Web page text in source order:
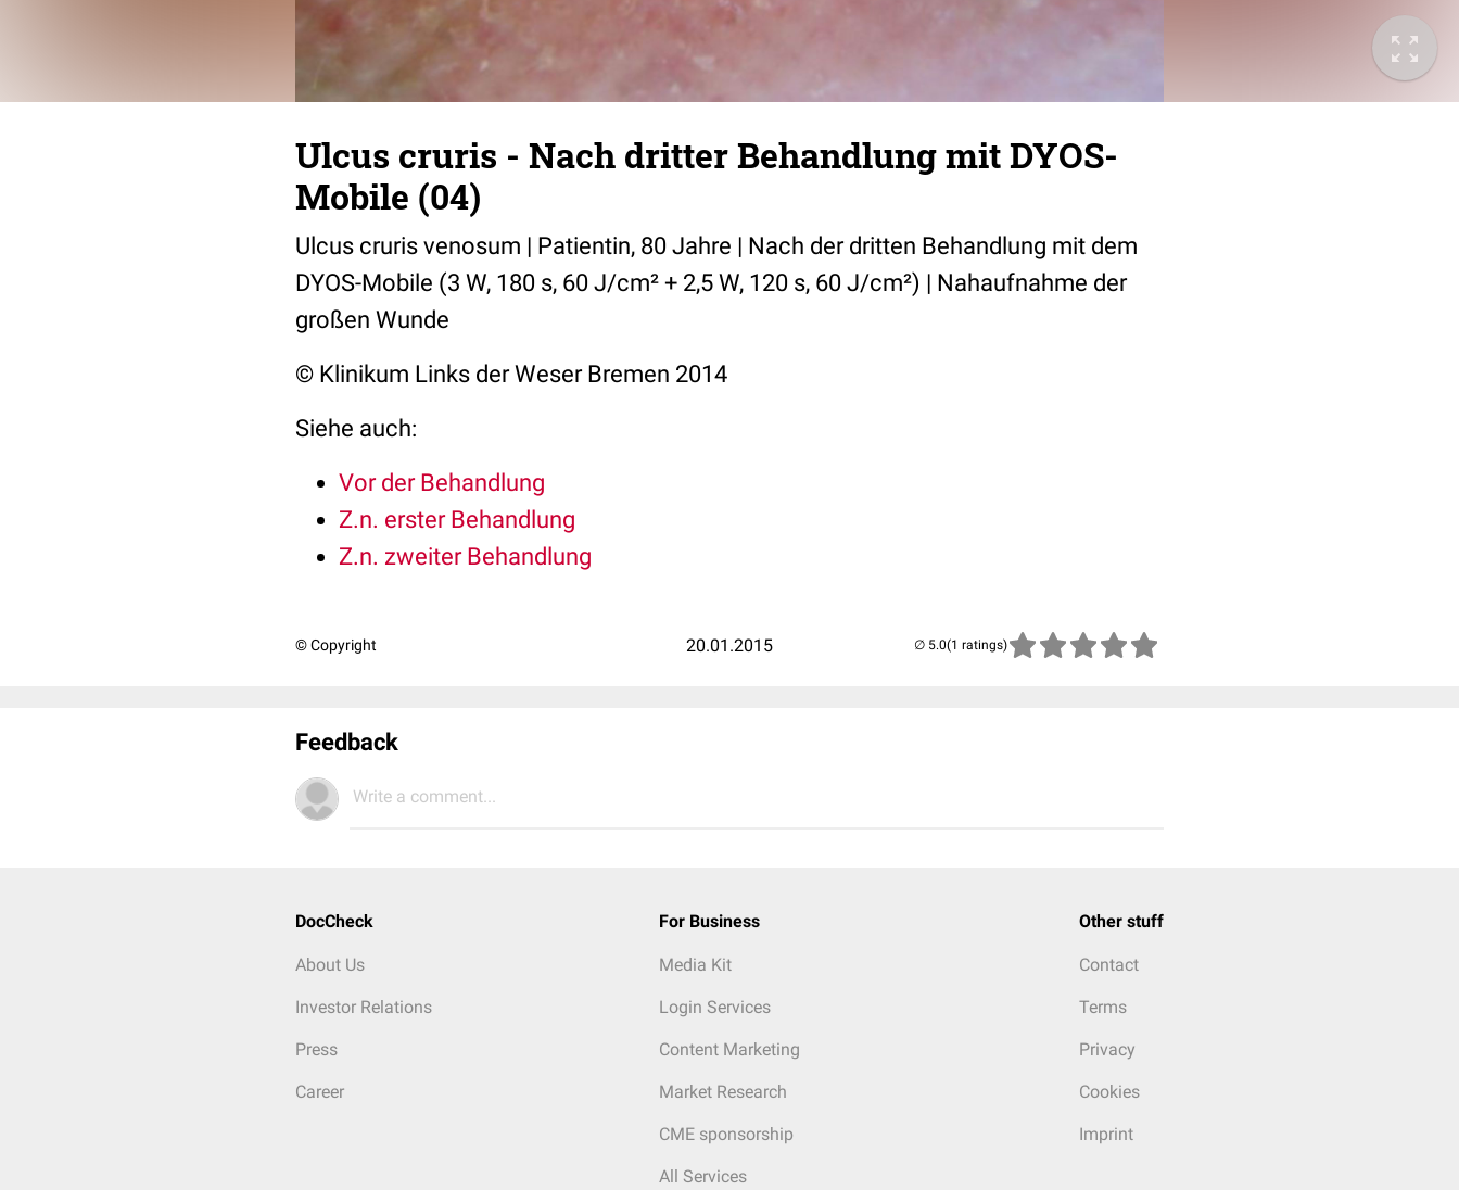
Ulcus cruris - Nach dritter Behandlung mit DYOS-
Mobile (04)
Ulcus cruris venosum | Patientin, 80 Jahre | Nach der dritten Behandlung mit dem
DYOS-Mobile (3 W, 180 s, 60 J/cm² + 2,5 W, 120 s, 60 J/cm²) | Nahaufnahme der
großen Wunde
© Klinikum Links der Weser Bremen 2014
Siehe auch:
Vor der Behandlung
Z.n. erster Behandlung
Z.n. zweiter Behandlung
© Copyright 20.01.2015 (1 ratings)
Feedback
Write a comment...
DocCheck
About Us
Investor Relations
Press
Career
For Business
Media Kit
Login Services
Content Marketing
Market Research
CME sponsorship
All Services
Other stuff
Contact
Terms
Privacy
Cookies
Imprint